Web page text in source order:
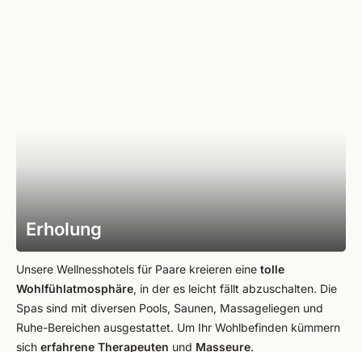
Erholung
Unsere Wellnesshotels für Paare kreieren eine tolle
Wohlfühlatmosphäre, in der es leicht fällt abzuschalten. Die
Spas sind mit diversen Pools, Saunen, Massageliegen und
Ruhe-Bereichen ausgestattet. Um Ihr Wohlbefinden kümmern
sich erfahrene Therapeuten und Masseure.